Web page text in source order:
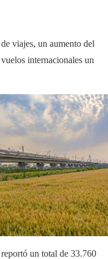
viajes, un aumento del
internacionales un
un total de 33.760